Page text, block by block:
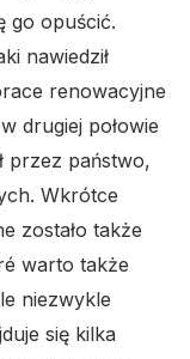
go opuścić.
nawiedził
renowacyjne
drugiej połowie
przez państwo,
Wkrótce
zostało także
warto także
niezwykle
się kilka